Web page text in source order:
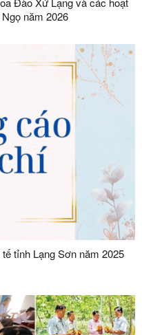
năm 2026
tỉnh Lạng Sơn năm 2025